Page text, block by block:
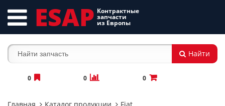
ESAP Контрактные
запчасти
из Европы
Найти
0 0 0